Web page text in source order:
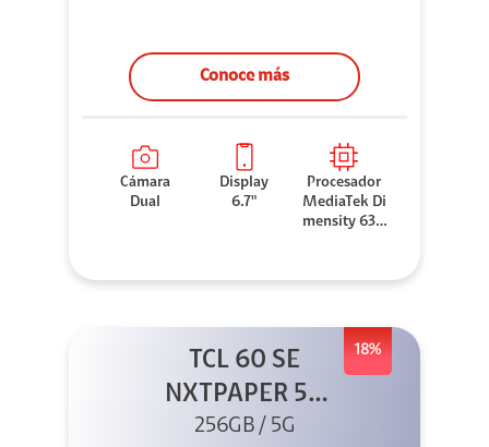
Conoce más
Cámara
Dual
Display
6.7"
Procesador
MediaTek Di
mensity 630
18%
TCL 60 SE
NXTPAPER 5G
256GB Verde +
256GB / 5G